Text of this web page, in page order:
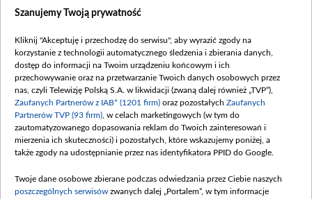
Dostępność
Procedura zgłoszeń wewnętrznych
Szanujemy Twoją prywatność
Kliknij "Akceptuję i przechodzę do serwisu", aby wyrazić zgody na
korzystanie z technologii automatycznego śledzenia i zbierania danych,
dostęp do informacji na Twoim urządzeniu końcowym i ich
przechowywanie oraz na przetwarzanie Twoich danych osobowych przez
nas, czyli Telewizję Polską S.A. w likwidacji (zwaną dalej również „TVP”),
Zaufanych Partnerów z IAB* (1201 firm) oraz pozostałych Zaufanych
Partnerów TVP (93 firm) , w celach marketingowych (w tym do
zautomatyzowanego dopasowania reklam do Twoich zainteresowań i
mierzenia ich skuteczności) i pozostałych, które wskazujemy poniżej, a
także zgody na udostępnianie przez nas identyfikatora PPID do Google.
Twoje dane osobowe zbierane podczas odwiedzania przez Ciebie naszych
poszczególnych serwisów zwanych dalej „Portalem”, w tym informacje